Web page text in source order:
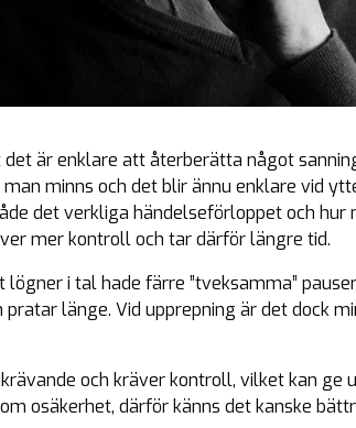
är enklare att återberätta något
minns och det blir ännu enklare vid
det verkliga händelseförloppet och
mer kontroll och tar därför längre tid.
lögner i tal hade färre ”tveksamma”
länge. Vid upprepning är det dock
och kräver kontroll, vilket kan ge
osäkerhet, därför känns det kanske